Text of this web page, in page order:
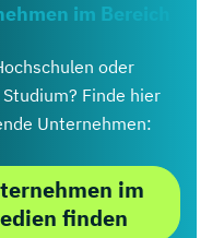
im Bereich
oder
Finde hier
Unternehmen:
im
finden